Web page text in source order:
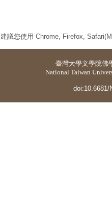
建議您使用 Chrome, Firefox,
臺灣大學文學院佛
National Taiwan
doi:10.6681/